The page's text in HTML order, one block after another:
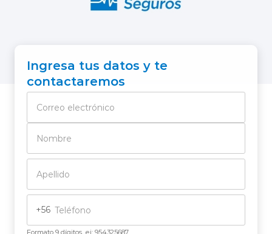
Centro de Ayuda
modo claro
Ingresa tus datos y te
contactaremos
+56
Formato 9 dígitos, ej: 954325687